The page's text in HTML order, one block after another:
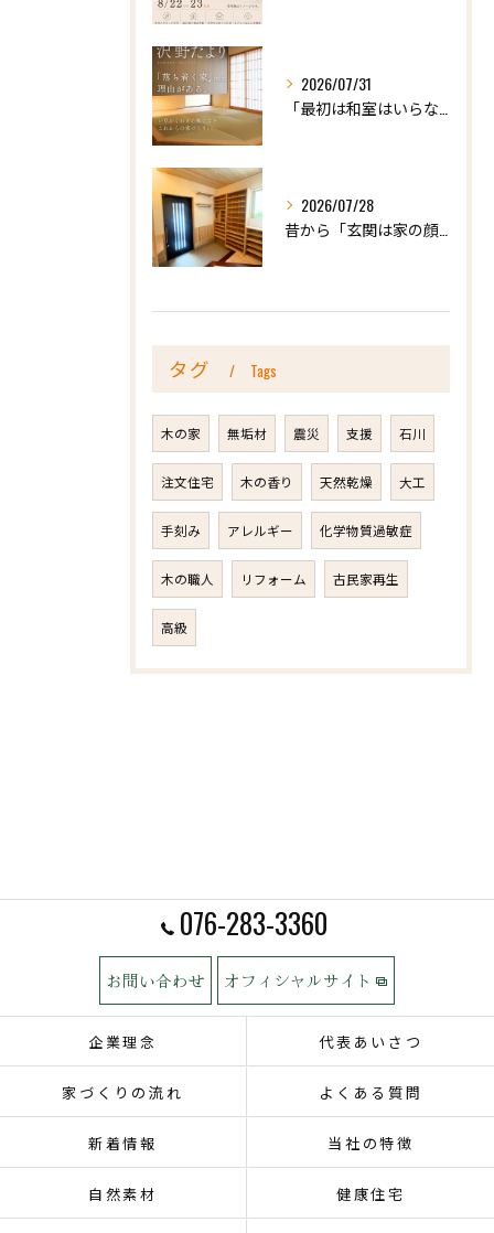
2026/07/31
「最初は和室はいらないかな、と思っていたけれど…」
2026/07/28
昔から「玄関は家の顔」と言われています。
タグ Tags
木の家 無垢材 震災 支援 石川
注文住宅 木の香り 天然乾燥 大工
手刻み アレルギー 化学物質過敏症
木の職人 リフォーム 古民家再生
高級
076-283-3360
お問い合わせ オフィシャルサイト
企業理念 代表あいさつ
家づくりの流れ よくある質問
新着情報 当社の特徴
自然素材 健康住宅